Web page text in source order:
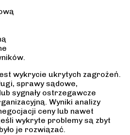
wykrycie ukrytych zagrożeń.
sprawy sądowe,
sygnały ostrzegawcze
Wyniki analizy
ceny lub nawet
wykryte problemy są zbyt
je rozwiązać.